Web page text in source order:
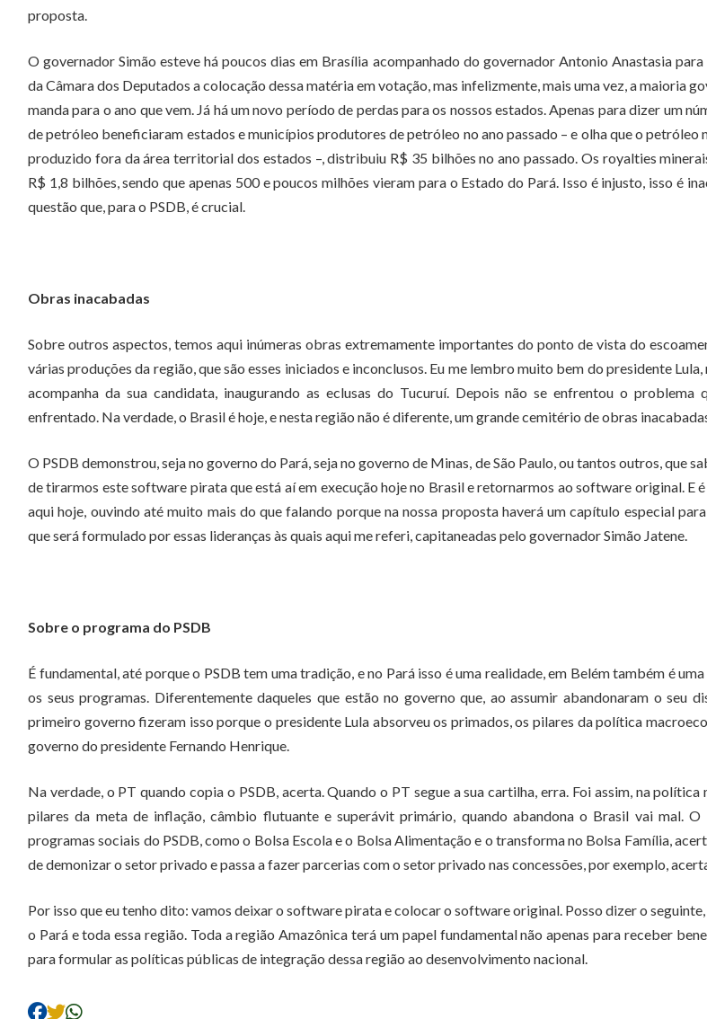
proposta.
O governador Simão esteve há poucos dias em Brasília acompanhado do governador Antonio Anastasia
da Câmara dos Deputados a colocação dessa matéria em votação, mas infelizmente, mais uma vez, a maioria
manda para o ano que vem. Já há um novo período de perdas para os nossos estados. Apenas para dizer um
de petróleo beneficiaram estados e municípios produtores de petróleo no ano passado – e olha que o petróleo
produzido fora da área territorial dos estados –, distribuiu R$ 35 bilhões no ano passado. Os royalties
R$ 1,8 bilhões, sendo que apenas 500 e poucos milhões vieram para o Estado do Pará. Isso é injusto, isso é
questão que, para o PSDB, é crucial.
Obras inacabadas
Sobre outros aspectos, temos aqui inúmeras obras extremamente importantes do ponto de vista do
várias produções da região, que são esses iniciados e inconclusos. Eu me lembro muito bem do presidente Lula,
acompanha da sua candidata, inaugurando as eclusas do Tucuruí. Depois não se enfrentou o problema
enfrentado. Na verdade, o Brasil é hoje, e nesta região não é diferente, um grande cemitério de obras
O PSDB demonstrou, seja no governo do Pará, seja no governo de Minas, de São Paulo, ou tantos outros, que
de tirarmos este software pirata que está aí em execução hoje no Brasil e retornarmos ao software original. E
aqui hoje, ouvindo até muito mais do que falando porque na nossa proposta haverá um capítulo especial
que será formulado por essas lideranças às quais aqui me referi, capitaneadas pelo governador Simão Jatene.
Sobre o programa do PSDB
É fundamental, até porque o PSDB tem uma tradição, e no Pará isso é uma realidade, em Belém também é
os seus programas. Diferentemente daqueles que estão no governo que, ao assumir abandonaram o seu
primeiro governo fizeram isso porque o presidente Lula absorveu os primados, os pilares da política
governo do presidente Fernando Henrique.
Na verdade, o PT quando copia o PSDB, acerta. Quando o PT segue a sua cartilha, erra. Foi assim, na política
pilares da meta de inflação, câmbio flutuante e superávit primário, quando abandona o Brasil vai mal. O
programas sociais do PSDB, como o Bolsa Escola e o Bolsa Alimentação e o transforma no Bolsa Família,
de demonizar o setor privado e passa a fazer parcerias com o setor privado nas concessões, por exemplo,
Por isso que eu tenho dito: vamos deixar o software pirata e colocar o software original. Posso dizer o
o Pará e toda essa região. Toda a região Amazônica terá um papel fundamental não apenas para receber
para formular as políticas públicas de integração dessa região ao desenvolvimento nacional.